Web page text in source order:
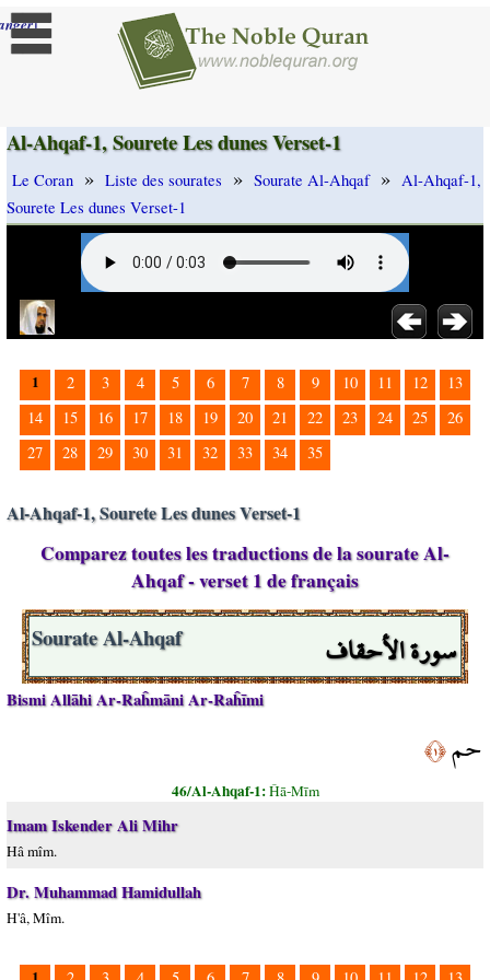
]
Al-Ahqaf-1, Sourete Les dunes Verset-1
Le Coran » Liste des sourates » Sourate Al-Ahqaf » Al-Ahqaf-1,
Sourete Les dunes Verset-1
1 2 3 4 5 6 7 8 9 10 11 12
13
14
15 16 17 18 19 20 21 22 23 24 25
26
27
28 29 30 31 32 33 34 35
Al-Ahqaf-1, Sourete Les dunes Verset-1
Comparez toutes les traductions de la sourate Al-
Ahqaf - verset 1 de français
سورة الأحقاف Sourate Al-Ahqaf
Bismi Allāhi Ar-Raĥmāni Ar-Raĥīmi
حم﴿١﴾
46/Al-Ahqaf-1:Ĥā-Mīm
Imam Iskender Ali Mihr
Hâ mîm.
Dr. Muhammad Hamidullah
H'â, Mîm.